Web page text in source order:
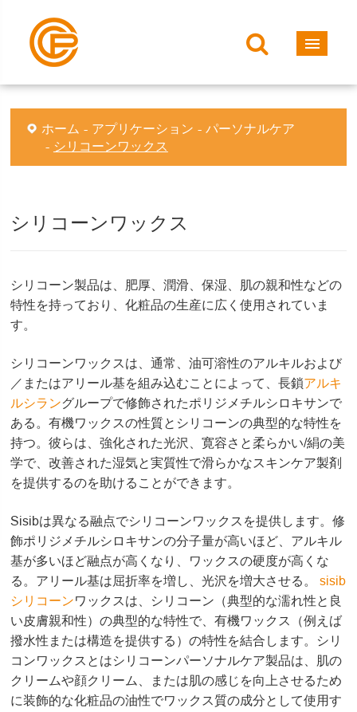
ホーム アプリケーション
パーソナルケア
シリコーンワックス
シリコーンワックス
シリコーン製品は、肥厚、潤滑、保湿、肌の親和性などの
特性を持っており、化粧品の生産に広く使用されていま
す。
シリコーンワックスは、通常、油可溶性のアルキルおよび
／またはアリール基を組み込むことによって、長鎖アルキ
ルシラングループで修飾されたポリジメチルシロキサンで
ある。有機ワックスの性質とシリコーンの典型的な特性を
持つ。彼らは、強化された光沢、寛容さと柔らかい/絹の美
学で、改善された湿気と実質性で滑らかなスキンケア製剤
を提供するのを助けることができます。
Sisibは異なる融点でシリコーンワックスを提供します。修
飾ポリジメチルシロキサンの分子量が高いほど、アルキル
基が多いほど融点が高くなり、ワックスの硬度が高くな
る。アリール基は屈折率を増し、光沢を増大させる。
sisib
シリコーンワックスは、シリコーン（典型的な濡れ性と良
い皮膚親和性）の典型的な特性で、有機ワックス（例えば
撥水性または構造を提供する）の特性を結合します。シリ
コンワックスとはシリコーンパーソナルケア製品は、肌の
クリームや顔クリーム、または肌の感じを向上させるため
に装飾的な化粧品の油性でワックス質の成分として使用す